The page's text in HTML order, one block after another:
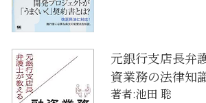
元銀行支店長弁
資業務の法律知
著者:池田 聡